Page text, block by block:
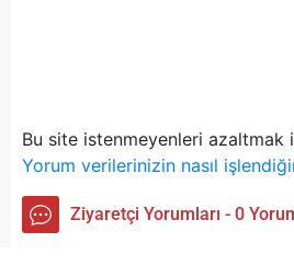
Bu site istenmeyenleri azaltmak
Yorum verilerinizin nasıl
Ziyaretçi Yorumları - 0